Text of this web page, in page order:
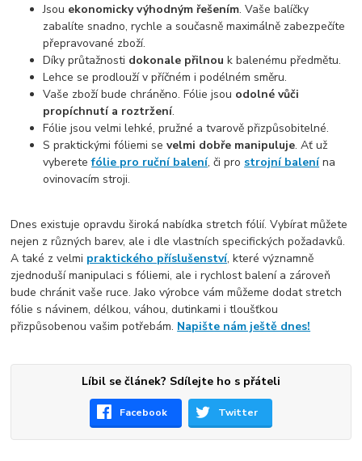
Jsou ekonomicky výhodným řešením. Vaše balíčky
zabalíte snadno, rychle a současně maximálně zabezpečíte
přepravované zboží.
Díky průtažnosti dokonale přilnouk balenému předmětu.
Lehce se prodlouží v příčném i podélném směru.
Vaše zboží bude chráněno. Fólie jsou odolné vůči
propíchnutí a roztržení.
Fólie jsou velmi lehké, pružné a tvarově přizpůsobitelné.
S praktickými fóliemi sevelmi dobře manipuluje. Ať už
vyberetefólie pro ruční balení, či pro strojní balenína
ovinovacím stroji.
Dnes existuje opravdu široká nabídka stretch fólií. Vybírat můžete
nejen z různých barev, ale i dle vlastních specifických požadavků.
A také z velmi praktického příslušenství, které významně
zjednoduší manipulaci s fóliemi, ale i rychlost balení a zároveň
bude chránit vaše ruce. Jako výrobce vám můžeme dodat stretch
fólie s návinem, délkou, váhou, dutinkami i tloušťkou
přizpůsobenou vašim potřebám. Napište nám ještě dnes!
Líbil se článek? Sdílejte ho s přáteli
Facebook Twitter